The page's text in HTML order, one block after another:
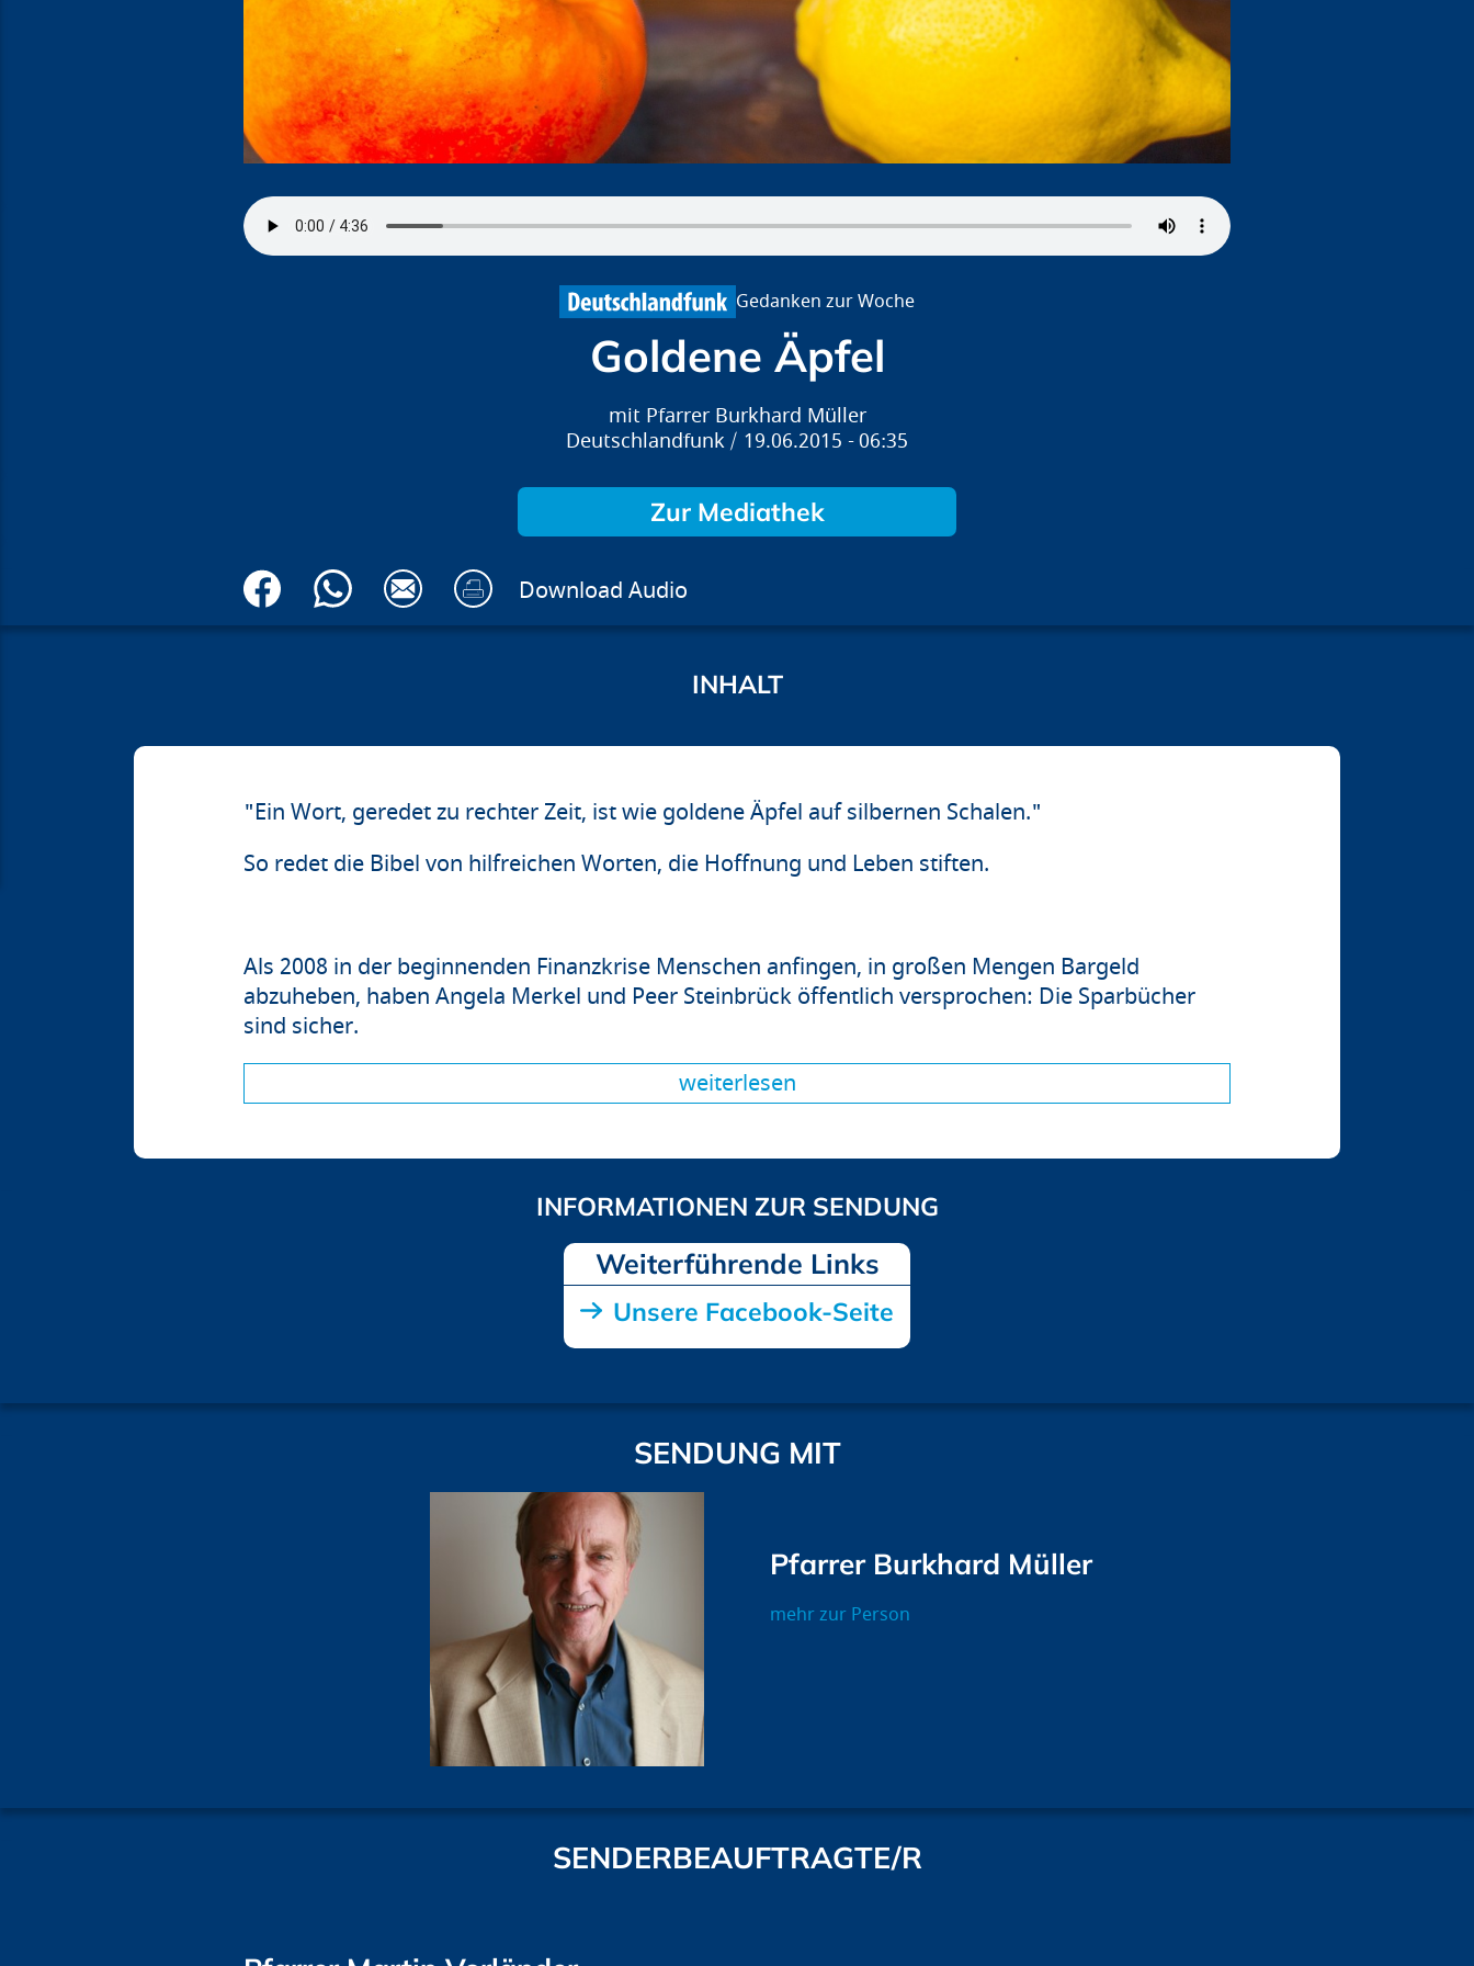
Gedanken zur Woche
Goldene Äpfel
Pfarrer Burkhard Müller
Deutschlandfunk
19.06.2015 06:35
Zur Mediathek
Download Audio
"Ein Wort, geredet zu rechter Zeit, ist wie goldene Äpfel auf silbernen Schalen."
So redet die Bibel von hilfreichen Worten, die Hoffnung und Leben stiften.
Als 2008 in der beginnenden Finanzkrise Menschen anfingen, in großen Mengen Bargeld
abzuheben, haben Angela Merkel und Peer Steinbrück öffentlich versprochen: Die Sparbücher
sind sicher.
weiterlesen
Unsere Facebook-Seite
SENDUNG MIT
Pfarrer Burkhard Müller
mehr zur Person
SENDERBEAUFTRAGTE/R